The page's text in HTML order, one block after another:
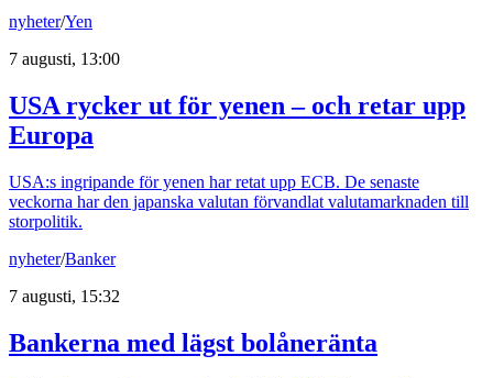
nyheter/Yen
7 augusti, 13:00
USA rycker ut för yenen – och retar upp
Europa
USA:s ingripande för yenen har retat upp ECB. De senaste
veckorna har den japanska valutan förvandlat valutamarknaden till
storpolitik.
nyheter/Banker
7 augusti, 15:32
Bankerna med lägst bolåneränta